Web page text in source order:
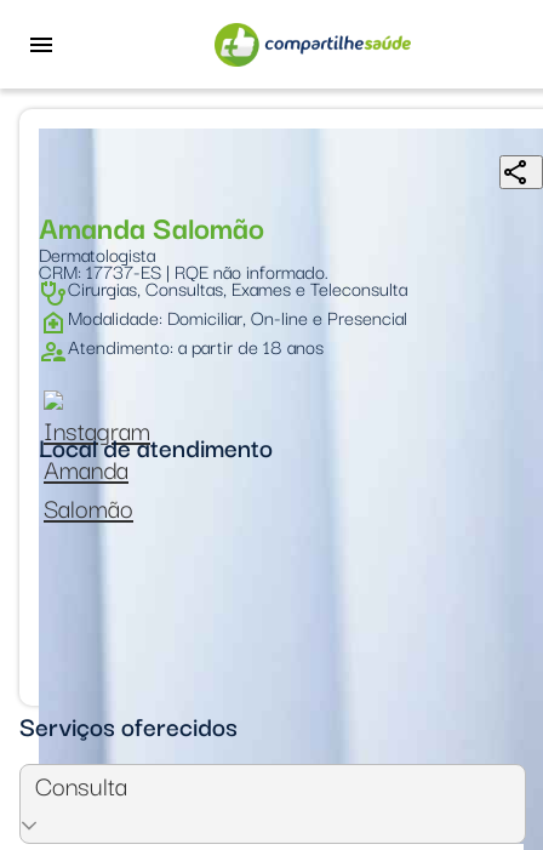
menu
share
Amanda Salomão
Dermatologista
CRM: 17737-ES RQE não informado.
StethoscopeCirurgias, Consultas, Exames e Teleconsulta
home_health Modalidade: Domiciliar, On-line e Presencial
supervisor_accountAtendimento: a partir de 18 anos
Local de atendimento
Serviços oferecidos
Consulta